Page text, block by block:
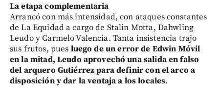
La etapa complementaria
Arrancó con más intensidad, con ataques constantes
de La Equidad a cargo de Stalin Motta, Dahwling
Leudo y Carmelo Valencia. Tanta insistencia trajo
sus frutos, pues luego de un error de Edwin Móvil
en la mitad, Leudo aprovechó una salida en falso
del arquero Gutiérrez para definir con el arco a
disposición y dar la ventaja a los locales.